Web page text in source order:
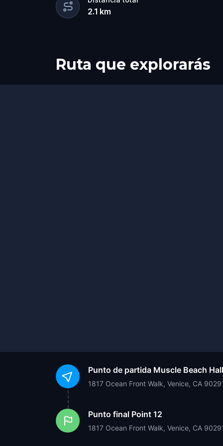
bolígrafo para anotar todas las
2.1 km
Ruta que explorarás
Punto de partida Muscle Beach
1817 Ocean Front Walk, Venice, CA
Punto final Point 12
1817 Ocean Front Walk, Venice, CA